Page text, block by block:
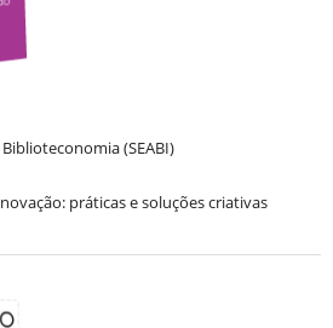
(SEABI)
práticas e soluções criativas